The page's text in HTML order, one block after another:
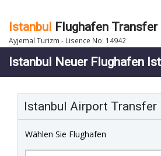
Istanbul Flughafen Transfer
Ayjemal Turizm - Lisence No: 14942
Istanbul Neuer Flughafen
Istanbul Airport Transfer
Wählen Sie Flughafen